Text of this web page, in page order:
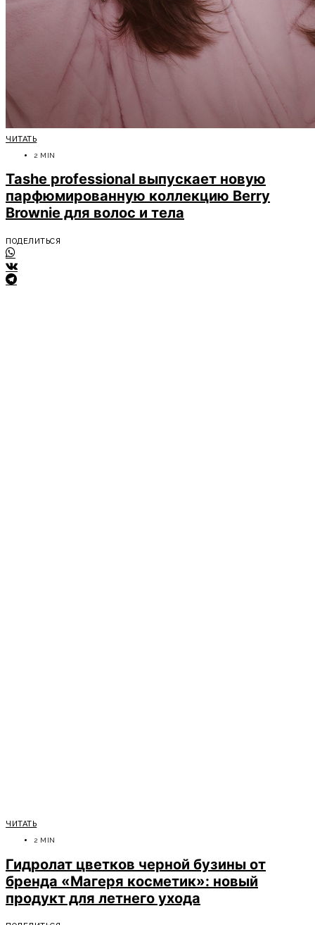
ЧИТАТЬ
2 MIN
Tashe professional выпускает новую
парфюмированную коллекцию Berry
Brownie для волос и тела
ПОДЕЛИТЬСЯ
ЧИТАТЬ
2 MIN
Гидролат цветков черной бузины от
бренда «Магеря косметик»: новый
продукт для летнего ухода